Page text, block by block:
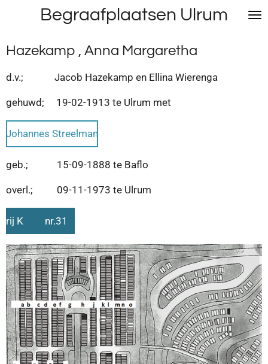
naar
de
hoofdinhoud
Begraafplaatsen Ulrum
Hazekamp , Anna Margaretha
d.v.; Jacob Hazekamp en Ellina Wierenga
gehuwd; 19-02-1913 te Ulrum met
Johannes Streelman
geb.; 15-09-1888 te Baflo
overl.; 09-11-1973 te Ulrum
rij K nr.31